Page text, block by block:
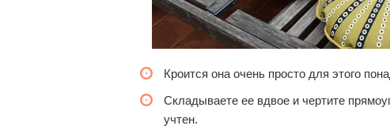
Кроится она очень просто для этого
Складываете ее вдвое и чертите
учтен.